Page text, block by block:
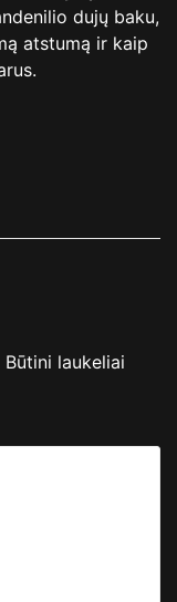
dujų baku,
atstumą ir kaip
Būtini laukeliai